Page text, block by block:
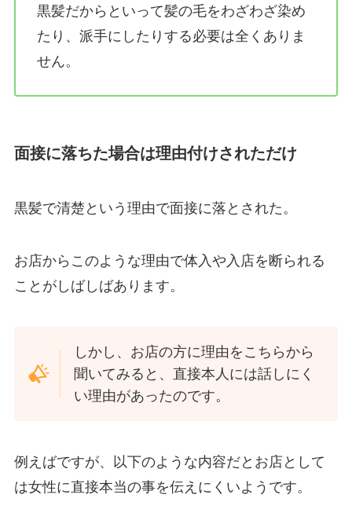
黒髪だからといって髪の毛をわざわざ染め
たり、派手にしたりする必要は全くありま
せん。
面接に落ちた場合は理由付けされただけ
黒髪で清楚という理由で面接に落とされた。
お店からこのような理由で体入や入店を断られる
ことがしばしばあります。
しかし、お店の方に理由をこちらから
聞いてみると、直接本人には話しにく
い理由があったのです。
例えばですが、以下のような内容だとお店として
は女性に直接本当の事を伝えにくいようです。